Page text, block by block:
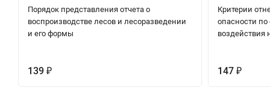
Порядок представления отчета о
воспроизводстве лесов и лесоразведении
и его формы
139 ₽
Критерии
опасности по
воздействия
147 ₽